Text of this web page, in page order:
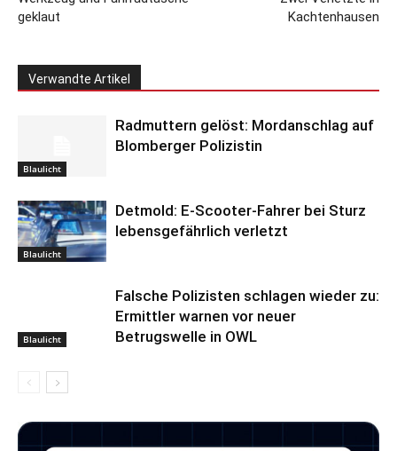
geklaut
Kachtenhausen
Verwandte Artikel
Blaulicht
Radmuttern gelöst: Mordanschlag auf
Blomberger Polizistin
Blaulicht
Detmold: E-Scooter-Fahrer bei Sturz
lebensgefährlich verletzt
Blaulicht
Falsche Polizisten schlagen wieder zu:
Ermittler warnen vor neuer
Betrugswelle in OWL